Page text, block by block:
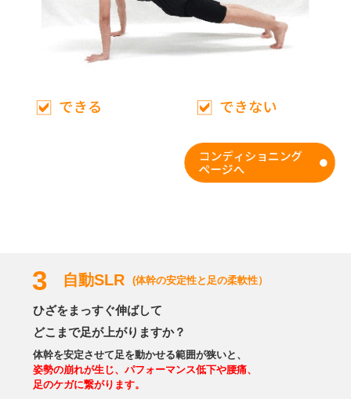
3 自動SLR (体幹の安定性と足の柔軟性）
ひざをまっすぐ伸ばして
どこまで足が上がりますか？
体幹を安定させて足を動かせる範囲が狭いと、
姿勢の崩れが生じ、パフォーマンス低下や腰痛、
足のケガに繋がります。